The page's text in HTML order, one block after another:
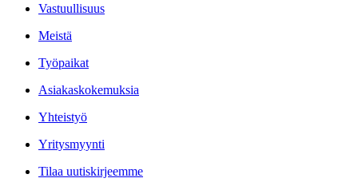
Vastuullisuus
Meistä
Työpaikat
Asiakaskokemuksia
Yhteistyö
Yritysmyynti
Tilaa uutiskirjeemme